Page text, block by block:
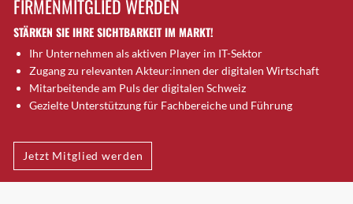
Brütten
Bubendorf
Bubikon
Buchs (SG)
Burgdorf
Bülach
Cazis
Cham
FIRMENMITGLIED WERDEN
STÄRKEN SIE IHRE SICHTBARKEIT IM MARKT!
Ihr Unternehmen als aktiven Player im IT-Sektor
Zugang zu relevanten Akteur:innen der digitalen Wirtschaft
Mitarbeitende am Puls der digitalen Schweiz
Gezielte Unterstützung für Fachbereiche und Führung
Jetzt Mitglied werden